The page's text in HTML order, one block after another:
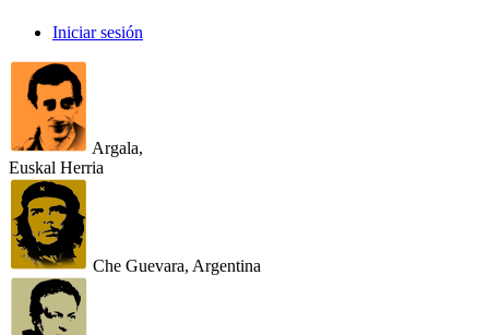
Iniciar sesión
Argala,
Euskal Herria
Che Guevara, Argentina